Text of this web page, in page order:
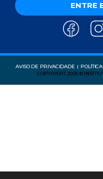
ENTRE
AVISO DE PRIVACIDADE
COPYRIGHT 2025 ©